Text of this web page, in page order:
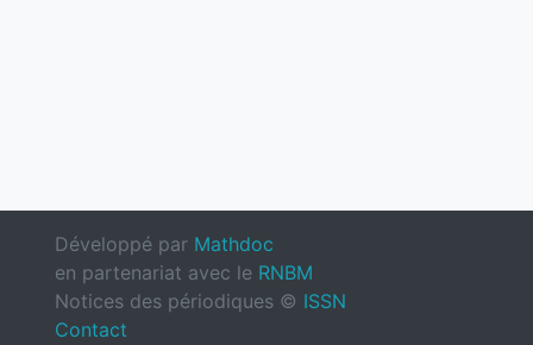
Développé par Mathdoc
en partenariat avec le RNBM
Notices des périodiques © ISSN
Contact